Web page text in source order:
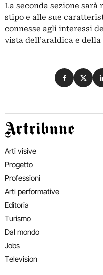
La seconda sezione
stipo e alle sue
connesse agli interessi
vista dell’araldica e
Condividi
Artribune
Arti visive
Progetto
Professioni
Arti performative
Editoria
Turismo
Dal mondo
Jobs
Television